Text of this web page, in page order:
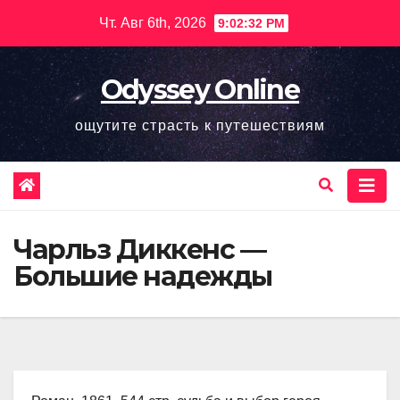
содержимому
Чт. Авг 6th, 2026 9:02:33 PM
Odyssey Online
ощутите страсть к путешествиям
Чарльз Диккенс —
Большие надежды